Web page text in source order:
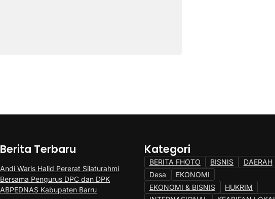
Berita Terbaru
Andi Waris Halid Pererat Silaturahmi
Bersama Pengurus DPC dan DPK
ABPEDNAS Kabupaten Barru
Kategori
BERITA FHOTO BISNIS
DAERAH
Desa
EKONOMI
EKONOMI & BISNIS
HUKRIM